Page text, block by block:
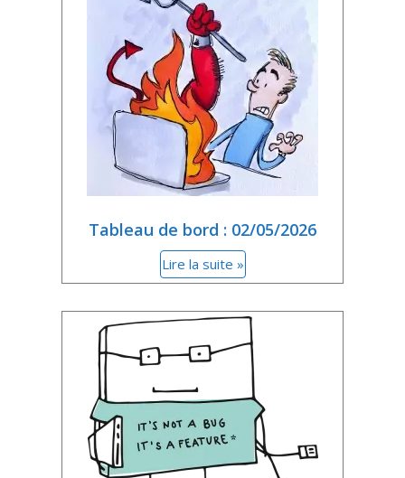
Tableau de bord : 02/05/2026
Lire la suite »